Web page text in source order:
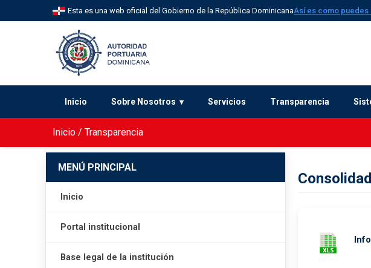
Esta es una web oficial del Gobierno de la República DominicanaAsí es como puedes
Inicio Sobre Nosotros Servicios Transparencia
Inicio / Transparencia
MENÚ PRINCIPAL
Inicio
Portal institucional
Base legal de la institución